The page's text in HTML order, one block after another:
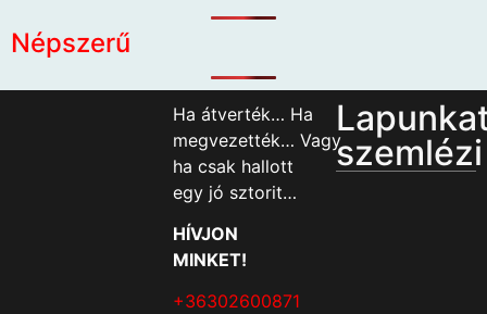
Népszerű
Ha átverték… Ha
megvezették… Vagy
ha csak hallott
egy jó sztorit…
HÍVJON
MINKET!
+36302600871
szemlézi